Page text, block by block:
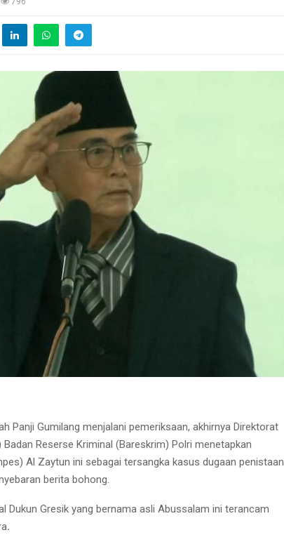
Panji Gumilang menjalani pemeriksaan, akhirnya Direktorat
Reserse Kriminal (Bareskrim) Polri menetapkan
Al Zaytun ini sebagai tersangka kasus dugaan penistaan
berita bohong.
Dukun Gresik yang bernama asli Abussalam ini terancam
.